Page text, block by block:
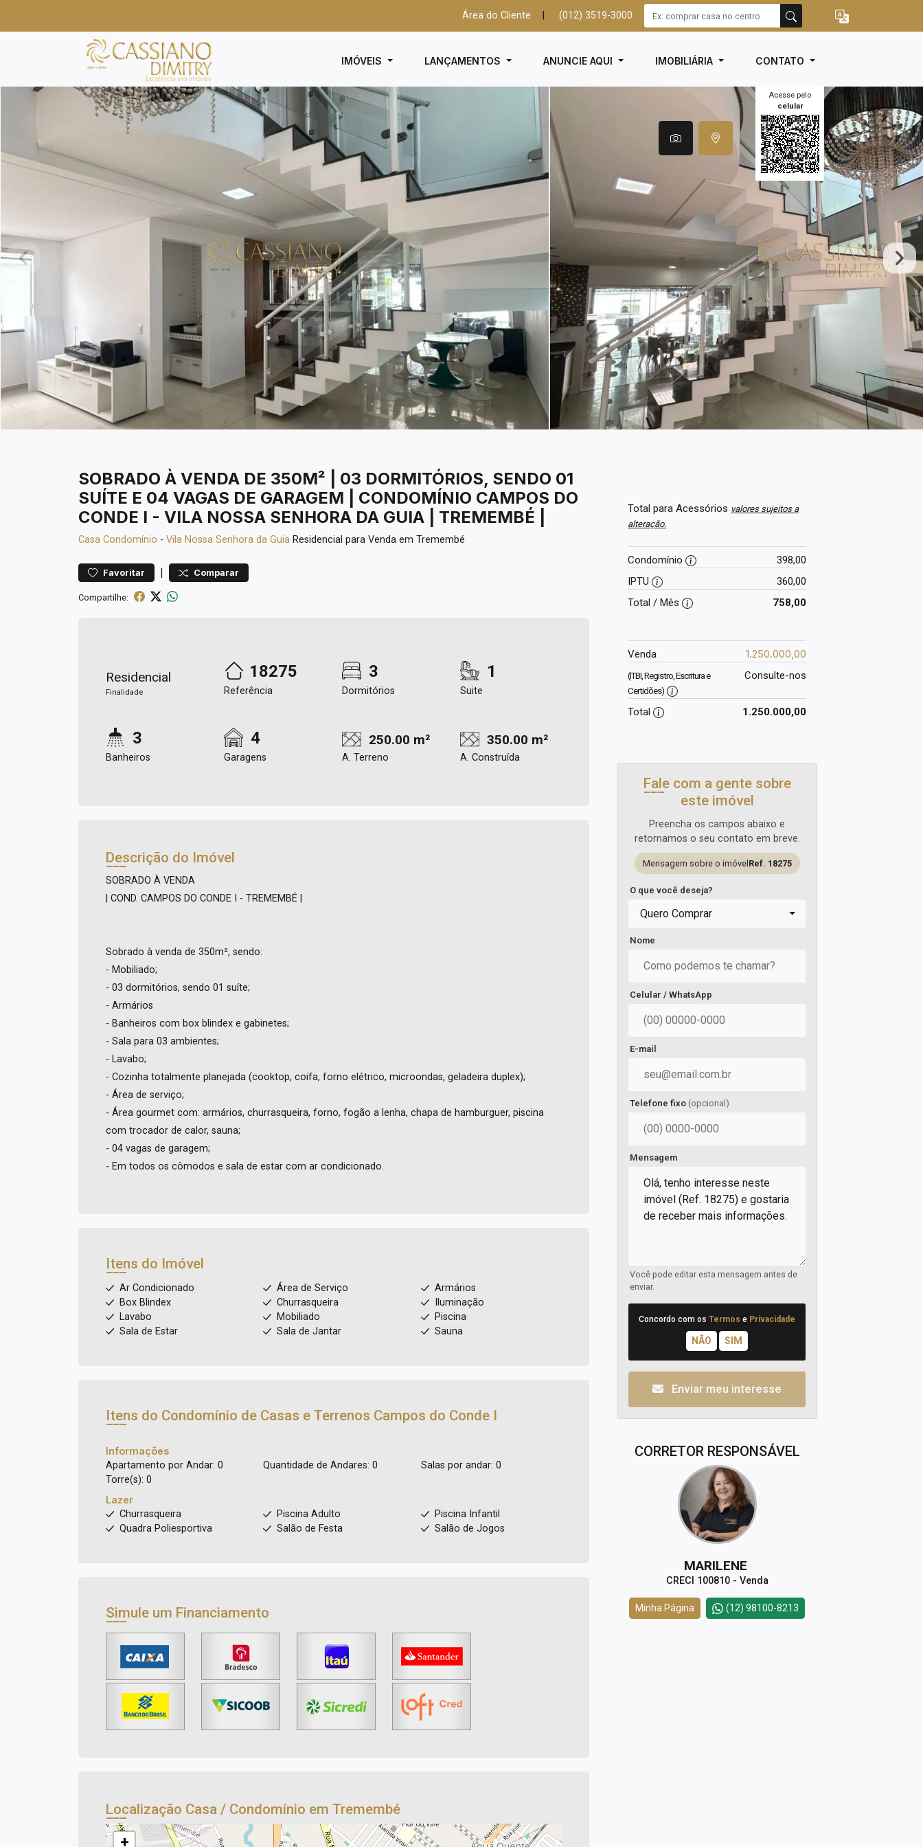
Área do Cliente (012) 3519-3000
IMÓVEIS LANÇAMENTOS ANUNCIE AQUI IMOBILIÁRIA CONTATO
Acesse pelo
celular
SOBRADO À VENDA DE 350M² | 03 DORMITÓRIOS, SENDO 01
SUÍTE E 04 VAGAS DE GARAGEM | CONDOMÍNIO CAMPOS DO
CONDE I - VILA NOSSA SENHORA DA GUIA | TREMEMBÉ |
Casa Condomínio - Vila Nossa Senhora da Guia Residencial para Venda em Tremembé
Favoritar | Comparar
Compartilhe:
Residencial
Finalidade
18275
Referência
3
Dormitórios
1
Suite
3
Banheiros
4
Garagens
250.00 m²
A. Terreno
350.00 m²
A. Construída
Descrição do Imóvel
SOBRADO À VENDA
| COND. CAMPOS DO CONDE I - TREMEMBÉ |
Sobrado à venda de 350m², sendo:
- Mobiliado;
- 03 dormitórios, sendo 01 suíte;
- Armários
- Banheiros com box blindex e gabinetes;
- Sala para 03 ambientes;
- Lavabo;
- Cozinha totalmente planejada (cooktop, coifa, forno elétrico, microondas, geladeira duplex);
- Área de serviço;
- Área gourmet com: armários, churrasqueira, forno, fogão a lenha, chapa de hamburguer, piscina
com trocador de calor, sauna;
- 04 vagas de garagem;
- Em todos os cômodos e sala de estar com ar condicionado.
Itens do Imóvel
Ar Condicionado Área de Serviço
Armários
Box Blindex
Churrasqueira
Iluminação
Lavabo
Mobiliado
Piscina
Sala de Estar
Sala de Jantar Sauna
Itens do Condomínio de Casas e Terrenos Campos do Conde I
Informações
Apartamento por Andar: 0
Quantidade de Andares: 0
Salas por andar: 0
Torre(s): 0
Lazer
Churrasqueira
Piscina Adulto
Piscina Infantil
Quadra Poliesportiva
Salão de Festa Salão de Jogos
Simule um Financiamento
Localização Casa / Condomínio em Tremembé
+
Total para Acessórios valores sujeitos a
alteração.
Condomínio
398,00
IPTU
360,00
Total / Mês
758,00
Venda 1.250.000,00
(ITBI, Registro, Escritura e
Certidões)
Consulte-nos
Total 1.250.000,00
Fale com a gente sobre
este imóvel
Preencha os campos abaixo e
retornamos o seu contato em breve.
Mensagem sobre o imóvel Ref. 18275
O que você deseja?
Quero Comprar
Nome
Celular / WhatsApp
E-mail
Telefone fixo (opcional)
Mensagem
Você pode editar esta mensagem antes de
enviar.
Concordo com os Termos e Privacidade
Enviar meu interesse
CORRETOR RESPONSÁVEL
MARILENE
CRECI 100810 - Venda
Minha Página (12) 98100-8213